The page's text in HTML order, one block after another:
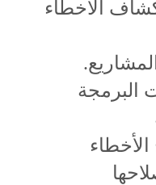
الأخطاء
البرمجة